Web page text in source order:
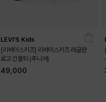
LEVI'S Kids
[리바이스키즈] 리바이스키즈 라글란
로고 긴팔티 (주니어)
49,000